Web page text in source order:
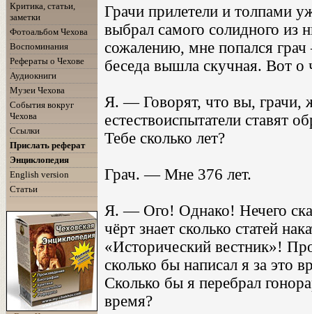
Критика, статьи,
заметки
Фотоальбом Чехова
Воспоминания
Рефераты о Чехове
Аудиокниги
Музеи Чехова
События вокруг
Чехова
Ссылки
Прислать реферат
Энциклопедия
English version
Статьи
Грачи прилетели и толпами
выбрал самого солидного из
сожалению, мне попался
беседа вышла скучная. Вот
Я. — Говорят, что вы, грачи,
естествоиспытатели ставят
Тебе сколько лет?
Грач. — Мне 376 лет.
Я. — Ого! Однако! Нечего
чёрт знает сколько статей
«Исторический вестник»!
сколько бы написал я за это
Сколько бы я перебрал
время?